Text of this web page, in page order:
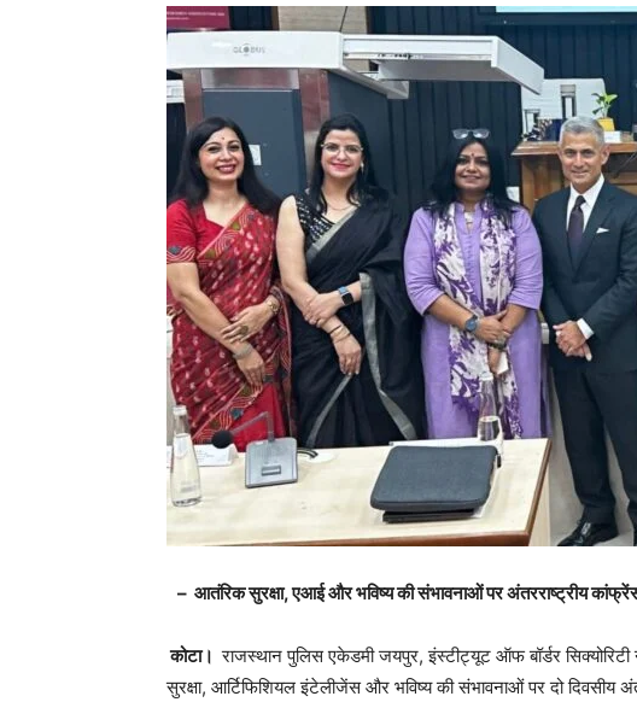
– आतंरिक सुरक्षा, एआई और भविष्य की संभावनाओं पर अंतरराष्ट्रीय
कोटा। राजस्थान पुलिस एकेडमी जयपुर, इंस्टीट्यूट ऑफ बॉर्डर
सुरक्षा, आर्टिफिशियल इंटेलीजेंस और भविष्य की संभावनाओं पर दो दिवसीय